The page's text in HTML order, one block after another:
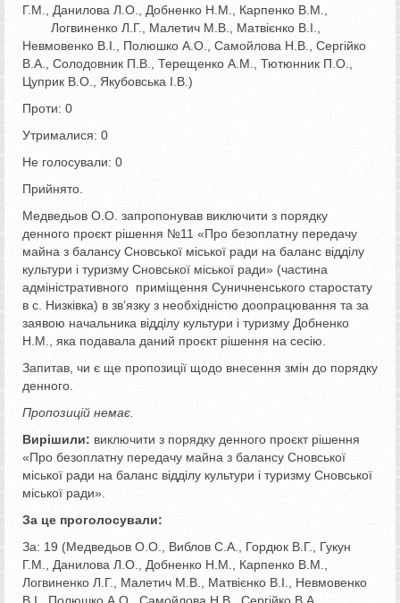
Г.М., Данилова Л.О., Добненко Н.М., Карпенко В.М.,
Логвиненко Л.Г., Малетич М.В., Матвієнко В.І.,
Невмовенко В.І., Полюшко А.О., Самойлова Н.В., Сергійко
В.А., Солодовник П.В., Терещенко А.М., Тютюнник П.О.,
Цуприк В.О., Якубовська І.В.)
Проти: 0
Утрималися: 0
Не голосували: 0
Прийнято.
Медведьов О.О. запропонував виключити з порядку
денного проєкт рішення №11 «Про безоплатну передачу
майна з балансу Сновської міської ради на баланс відділу
культури і туризму Сновської міської ради» (частина
адміністративного приміщення Суничненського старостату
в с. Низківка) в зв’язку з необхідністю доопрацювання та за
заявою начальника відділу культури і туризму Добненко
Н.М., яка подавала даний проєкт рішення на сесію.
Запитав, чи є ще пропозиції щодо внесення змін до порядку
денного.
Пропозицій немає.
Вирішили: виключити з порядку денного проєкт рішення
«Про безоплатну передачу майна з балансу Сновської
міської ради на баланс відділу культури і туризму Сновської
міської ради».
За це проголосували:
За: 19 (Медведьов О.О., Виблов С.А., Гордюк В.Г., Гукун
Г.М., Данилова Л.О., Добненко Н.М., Карпенко В.М.,
Логвиненко Л.Г., Малетич М.В., Матвієнко В.І., Невмовенко
В.І., Полюшко А.О., Самойлова Н.В., Сергійко В.А.,